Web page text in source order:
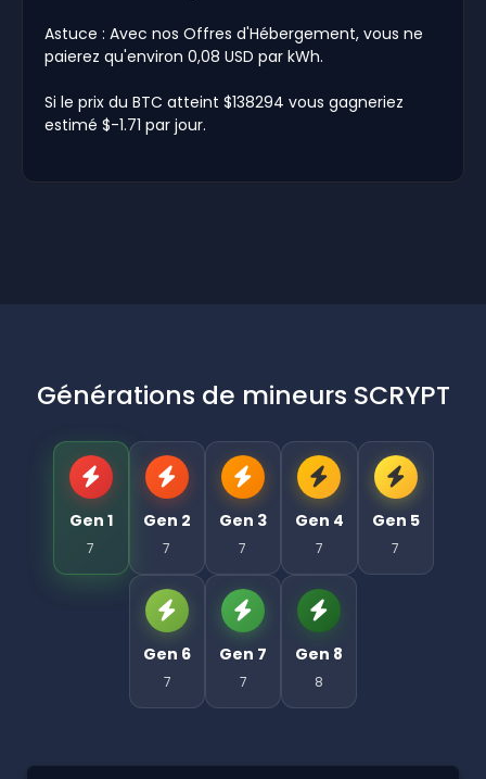
Astuce : Avec nos Offres d'Hébergement, vous ne
paierez qu'environ 0,08 USD par kWh.
Si le prix du BTC atteint $138294 vous gagneriez
estimé $-1.71 par jour.
Générations de mineurs SCRYPT
Gen 1
7
Gen 2
7
Gen 3
7
Gen 4
7
Gen 5
7
Gen 6
7
Gen 7
7
Gen 8
8